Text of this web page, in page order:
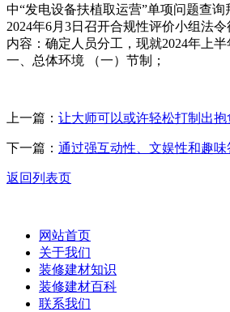
中“发电设备扶植取运营”单项问题查询
2024年6月3日召开合规性评价小组法
内容：确定人员分工，现就2024年上半
一、总体环境 （一）节制；
上一篇： 让大师可以或许轻松打制出
下一篇： 通过强互动性、文娱性和趣味
返回列表页
网站首页
关于我们
装修建材知识
装修建材百科
联系我们